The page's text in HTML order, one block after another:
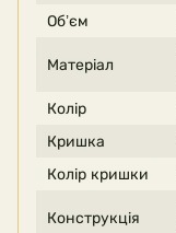
Об’єм
Матеріал
Колір
Кришка
Колір кришки
Конструкція